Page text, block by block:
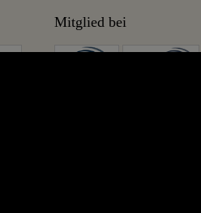
Mitglied bei